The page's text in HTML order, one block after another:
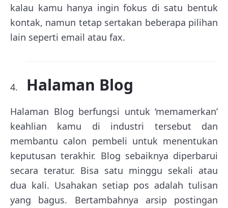
kalau kamu hanya ingin fokus di satu bentuk
kontak, namun tetap sertakan beberapa pilihan
lain seperti email atau fax.
Halaman Blog
Halaman Blog berfungsi untuk ‘memamerkan’
keahlian kamu di industri tersebut dan
membantu calon pembeli untuk menentukan
keputusan terakhir. Blog sebaiknya diperbarui
secara teratur. Bisa satu minggu sekali atau
dua kali. Usahakan setiap pos adalah tulisan
yang bagus. Bertambahnya arsip postingan